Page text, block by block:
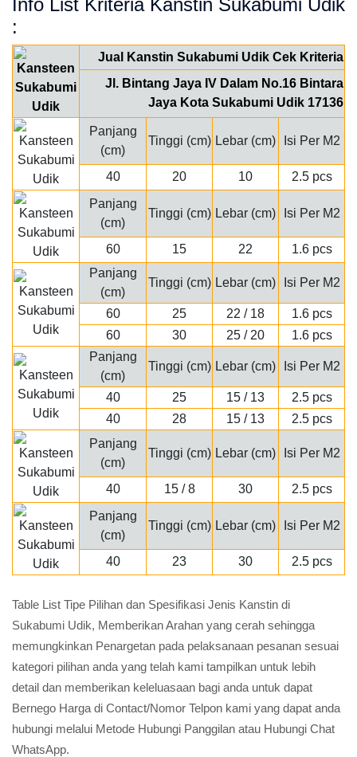
Info List Kriteria Kanstin Sukabumi Udik
:
Jual Kanstin Sukabumi Udik Cek Kriteria
Jl. Bintang Jaya IV Dalam No.16 Bintara
Jaya Kota Sukabumi Udik 17136
Panjang
(cm)
Tinggi (cm) Lebar (cm) Isi Per M2
40 20 10
2.5 pcs
Panjang
(cm)
Tinggi (cm) Lebar (cm) Isi Per M2
60 15 22
1.6 pcs
Panjang
(cm)
Tinggi (cm) Lebar (cm) Isi Per M2
60 25 22 / 18
1.6 pcs
60
30 25 / 20
1.6 pcs
Panjang
(cm)
Tinggi (cm) Lebar (cm) Isi Per M2
40 25 15 / 13
2.5 pcs
40
28 15 / 13
2.5 pcs
Panjang
(cm)
Tinggi (cm) Lebar (cm) Isi Per M2
40 15 / 8 30
2.5 pcs
Panjang
(cm)
Tinggi (cm) Lebar (cm) Isi Per M2
40 23 30 2.5 pcs
Table List Tipe Pilihan dan Spesifikasi Jenis Kanstin di
Sukabumi Udik, Memberikan Arahan yang cerah sehingga
memungkinkan Penargetan pada pelaksanaan pesanan sesuai
kategori pilihan anda yang telah kami tampilkan untuk lebih
detail dan memberikan keleluasaan bagi anda untuk dapat
Bernego Harga di Contact/Nomor Telpon kami yang dapat anda
hubungi melalui Metode Hubungi Panggilan atau Hubungi Chat
WhatsApp.